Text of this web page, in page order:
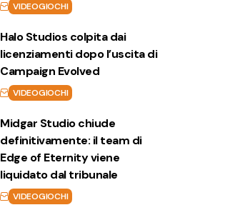
VIDEOGIOCHI
Halo Studios colpita dai
licenziamenti dopo l’uscita di
Campaign Evolved
VIDEOGIOCHI
Midgar Studio chiude
definitivamente: il team di
Edge of Eternity viene
liquidato dal tribunale
VIDEOGIOCHI